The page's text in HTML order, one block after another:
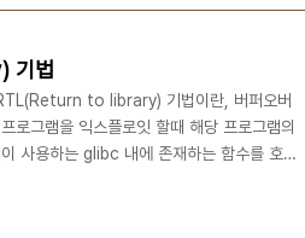
기법
to library) 기법이란, 버퍼오버
그램을 익스플로잇 할때 해당 프로그램의
사용하는 glibc 내에 존재하는 함수를 호출
을 줄수있는만큼 간단하면서도 자주 사용되